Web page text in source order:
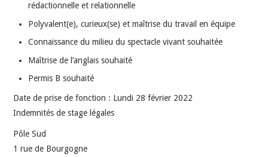
rédactionnelle et relationnelle
Polyvalent(e), curieux(se) et maîtrise du travail en équipe
Connaissance du milieu du spectacle vivant souhaitée
Maîtrise de l’anglais souhaité
Permis B souhaité
Date de prise de fonction : Lundi 28 février 2022
Indemnités de stage légales
Pôle Sud
1 rue de Bourgogne